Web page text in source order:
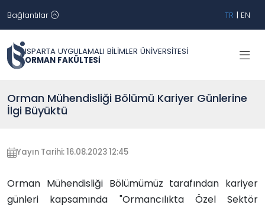
Bağlantılar TR | EN
ISPARTA UYGULAMALI BİLİMLER ÜNİVERSİTESİ
ORMAN FAKÜLTESİ
Orman Mühendisliği Bölümü Kariyer Günlerine
İlgi Büyüktü
Yayın Tarihi: 16.08.2023 12:45
Orman Mühendisliği Bölümümüz tarafından kariyer
günleri kapsamında "Ormancılıkta Özel Sektör